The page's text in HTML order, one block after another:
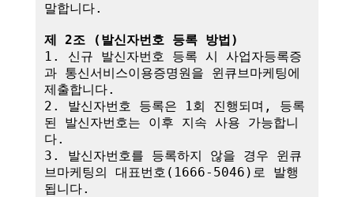
말합니다.
제 2조 (발신자번호 등록 방법)
1. 신규 발신자번호 등록 시 사업자등록증
과 통신서비스이용증명원을 윈큐브마케팅에
제출합니다.
2. 발신자번호 등록은 1회 진행되며, 등록
된 발신자번호는 이후 지속 사용 가능합니
다.
3. 발신자번호를 등록하지 않을 경우 윈큐
브마케팅의 대표번호(1666-5046)로 발행
됩니다.